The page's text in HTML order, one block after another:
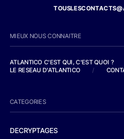
MIEUX NOUS CONNAITRE
ATLANTICO C'EST QUI, C'EST QUOI ?
LE RESEAU D'ATLANTICO
/
CATEGORIES
DECRYPTAGES